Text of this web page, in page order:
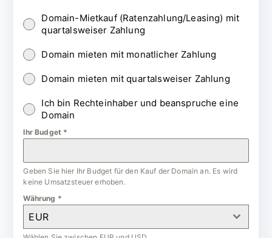
Domain-Mietkauf (Ratenzahlung/Leasing) mit
quartalsweiser Zahlung
Domain mieten mit monatlicher Zahlung
Domain mieten mit quartalsweiser Zahlung
Ich bin Rechteinhaber und beanspruche eine
Domain
Ihr Budget *
Geben Sie hier Ihr Budget für den Kauf der Domain an. Es wird
keine Umsatzsteuer erhoben.
Währung *
EUR